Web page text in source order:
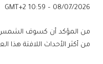
08/07/2026 – 10:59 GMT+2
من المؤكد أن كسوف الشمس
من أكثر الأحداث اللافتة هذا